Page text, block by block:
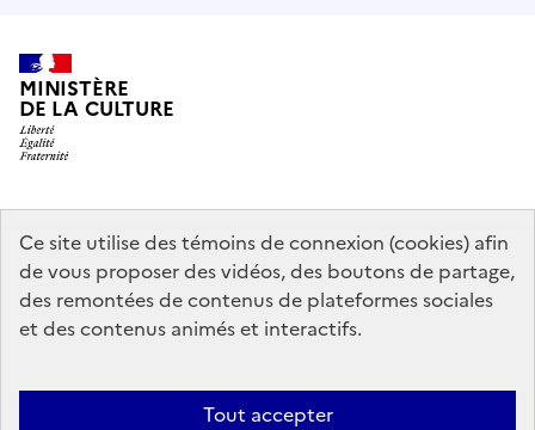
Ce site utilise des témoins de connexion (cookies) afin
de vous proposer des vidéos, des boutons de partage,
des remontées de contenus de plateformes sociales
et des contenus animés et interactifs.
Tout accepter
MINISTÈRE
DE LA CULTURE
data.gouv.fr legifrance.gouv.fr
info.gouv.fr
service-public.gouv.fr
Contact Mentions légales
Accessibilité : partiellement conforme